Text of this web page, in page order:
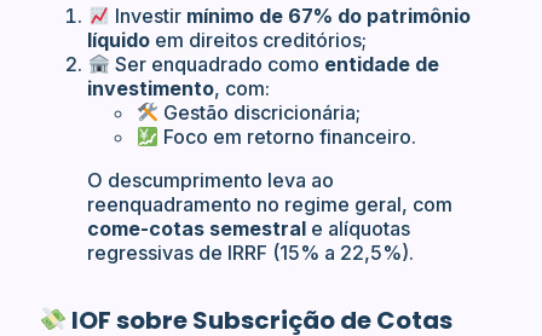
Investir mínimo de 67% do patrimônio
líquido em direitos creditórios;
Ser enquadrado como entidade de
investimento, com:
Gestão discricionária;
Foco em retorno financeiro.
O descumprimento leva ao
reenquadramento no regime geral, com
come-cotas semestral e alíquotas
regressivas de IRRF (15% a 22,5%).
IOF sobre Subscrição de Cotas